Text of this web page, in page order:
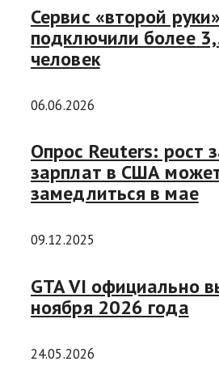
Сервис «второй руки»
подключили более
человек
06.06.2026
Опрос Reuters: рост
зарплат в США
замедлиться в мае
09.12.2025
GTA VI официально
ноября 2026 года
24.05.2026